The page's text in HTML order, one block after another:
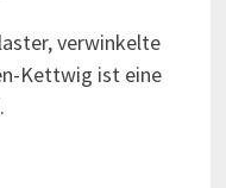
verwinkelte
Kettwig ist eine